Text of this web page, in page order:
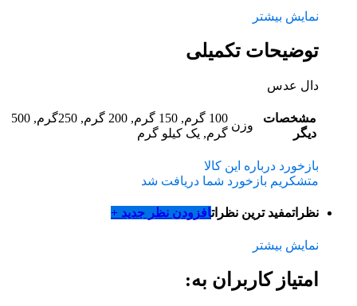
نمایش بیشتر
توضیحات تکمیلی
دال عدس
مشخصات
دیگر
وزن
100 گرم, 150 گرم, 200 گرم, 250گرم, 500
گرم, یک کیلو گرم
بازخورد درباره این کالا
متشکریم بازخورد شما دریافت شد
نظراتمفید ترین نظراتافزودن نظر جدید +
نمایش بیشتر
امتیاز کاربران به: